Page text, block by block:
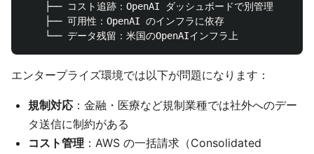
    ├── コスト追跡：OpenAI ダッシュボードで別管理
    ├── 可用性：OpenAI のインフラに依存
エンタープライズ環境では以下が問題になります：
規制対応 ：金融・医療など規制業種では社外へのデー
タ送信に制約がある
コスト管理 ：AWS の一括請求（Consolidated